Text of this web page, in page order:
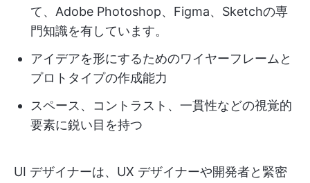
て、Adobe Photoshop、Figma、Sketchの専
門知識を有しています。
アイデアを形にするためのワイヤーフレームと
プロトタイプの作成能力
スペース、コントラスト、一貫性などの視覚的
要素に鋭い目を持つ
UI デザイナーは、UX デザイナーや開発者と緊密